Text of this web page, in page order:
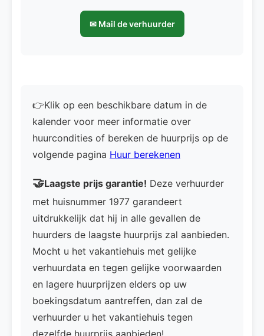
✉ Mail de verhuurder
👉Klik op een beschikbare datum in de
kalender voor meer informatie over
huurcondities of bereken de huurprijs op de
volgende pagina Huur berekenen
🤝Laagste prijs garantie! Deze verhuurder
met huisnummer 1977 garandeert
uitdrukkelijk dat hij in alle gevallen de
huurders de laagste huurprijs zal aanbieden.
Mocht u het vakantiehuis met gelijke
verhuurdata en tegen gelijke voorwaarden
en lagere huurprijzen elders op uw
boekingsdatum aantreffen, dan zal de
verhuurder u het vakantiehuis tegen
dezelfde huurprijs aanbieden!